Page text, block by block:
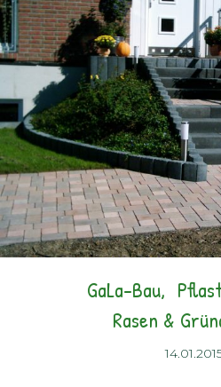
GaLa-Bau
Rasen &